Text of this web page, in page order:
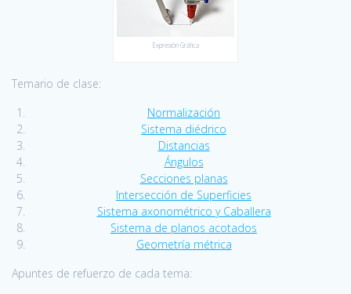
Expresión Gráfica
Temario de clase:
Normalización
Sistema diédrico
Distancias
Ángulos
Secciones planas
Intersección de Superficies
Sistema axonométrico y Caballera
Sistema de planos acotados
Geometría métrica
Apuntes de refuerzo de cada tema: